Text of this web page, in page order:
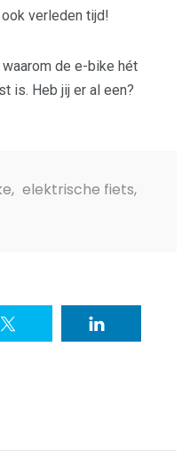
verleden tijd!
de e-bike hét
is. Heb jij er al een?
, elektrische fiets,